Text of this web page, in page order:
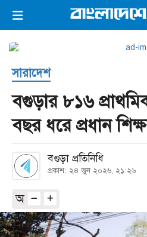
ভিডিও ই-পেপার লগইন
প্রচ্ছদ
সর্বশেষ
সব বিভাগ
আর্কাইভ
কনভার্টার
সারাদেশ
বগুড়ার ৮১৬
বছর ধরে প্রধান
বগুড়া প্রতিনিধি
প্রকাশ: ২৪ জুন ২০২৬, ২১:২৬
অ